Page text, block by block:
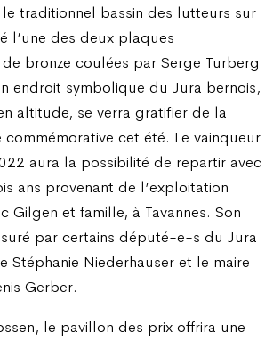
traditionnel bassin des lutteurs sur
l’une des deux plaques
bronze coulées par Serge Turberg
endroit symbolique du Jura bernois,
altitude, se verra gratifier de la
cet été. Le vainqueur
aura la possibilité de repartir avec
ans provenant de l’exploitation
Gilgen et famille, à Tavannes. Son
par certains député-e-s du Jura
Stéphanie Niederhauser et le maire
Gerber.
le pavillon des prix offrira une